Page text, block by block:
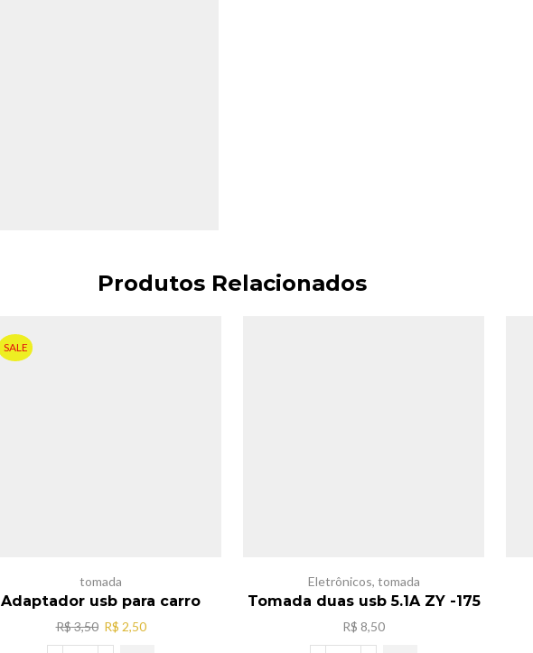
Produtos Relacionados
SALE
tomada
Adaptador usb para carro
R$3,50 O
preço
R$ 2,50O
Eletrônicos, tomada
Tomada duas usb 5.1A ZY -175
R$ 8,50